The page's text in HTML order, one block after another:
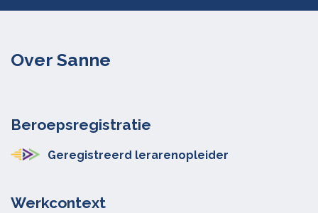
Over Sanne
Beroepsregistratie
Geregistreerd lerarenopleider
Werkcontext